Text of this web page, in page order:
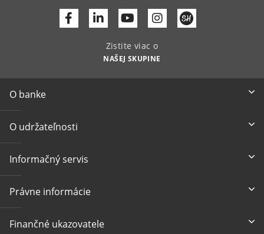
Facebook
LinkedinYoutube
Zistite viac o
NAŠEJ SKUPINE
O banke
O udržateľnosti
Informačný servis
Právne informácie
Finančné ukazovatele